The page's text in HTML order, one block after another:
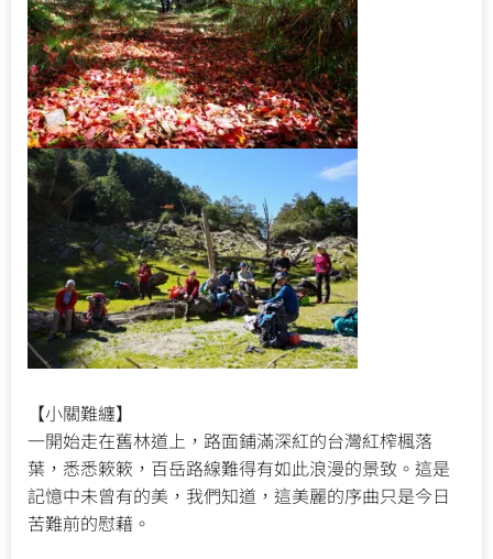
【小關難纏】
一開始走在舊林道上，路面鋪滿深紅的台灣紅榨楓落
葉，悉悉簌簌，百岳路線難得有如此浪漫的景致。這是
記憶中未曾有的美，我們知道，這美麗的序曲只是今日
苦難前的慰藉。